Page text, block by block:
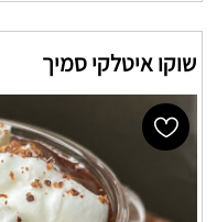
שוקו איטלקי סמיך